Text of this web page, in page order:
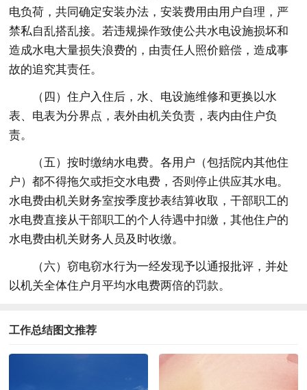
电负荷，共同确定安装办法，安装费用由用户自理，严
禁私自乱搭乱接。若违规操作致使公共水电设施损坏和
造成水电大量损失浪费的，由责任人照价赔偿，造成事
故的追究其责任。
（四）住户入住后，水、电设施维修和更换以水
表、电表为分界点，表外由机关负责，表内由住户负
责。
（五）按时缴纳水电费。各用户（包括院内其他住
户）都不得拖欠或拒交水电费，否则停止供应其水电。
水电费由机关财务室按季度抄表结算收取，干部职工的
水电费直接从干部职工的个人待遇中扣缴，其他住户的
水电费由机关财务人员及时收缴。
（六）窃电窃水行为一经发现予以通报批评，并处
以机关全体住户月平均水电费两倍的罚款。
工作总结图文推荐